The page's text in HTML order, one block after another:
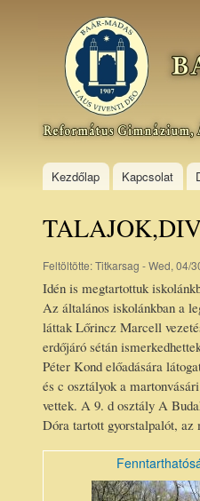
Baár–
Madas
Református
Gimnázium,
Általános
Kollégium
Kezdőlap Kapcsolat
Feltöltötte:Titkarsag - Wed, 04/
Idén is megtartottuk
Az általános iskolánkban a
láttak Lőrincz Marcell
erdőjáró sétán
Péter Kond előadására
és c osztályok a
vettek. A 9. d osztály A
Dóra tartott gyorstalpalót,